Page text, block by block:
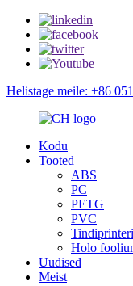
Helistage meile: +86
Kodu
Tooted
ABS
PC
PETG
PVC
Holo
Uudised
Meist